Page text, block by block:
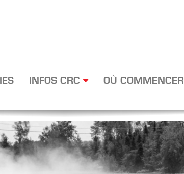
INFOS CRC OÙ COMMENCER